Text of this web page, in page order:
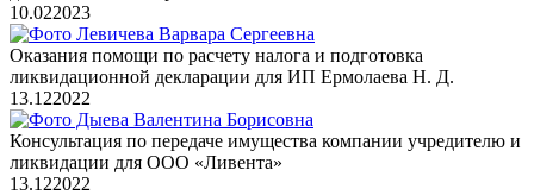
10.022023
Оказания помощи по расчету налога и подготовка
ликвидационной декларации для ИП Ермолаева Н. Д.
13.122022
Консультация по передаче имущества компании учредителю и
ликвидации для ООО «Ливента»
13.122022